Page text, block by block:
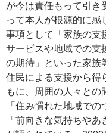
が今は責任もって引き
って本人が根源的に感
事項として「家族の支
サービスや地域での支
の期待」といった家族
住民による支援から得
もに、周囲の人々との
「住み慣れた地域で
「前向きな気持ちや